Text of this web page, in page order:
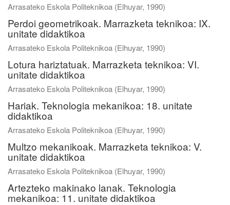
Arrasateko Eskola Politeknikoa (Elhuyar, 1990)
Perdoi geometrikoak. Marrazketa teknikoa: IX.
unitate didaktikoa
Arrasateko Eskola Politeknikoa (Elhuyar, 1990)
Lotura hariztatuak. Marrazketa teknikoa: VI.
unitate didaktikoa
Arrasateko Eskola Politeknikoa (Elhuyar, 1990)
Hariak. Teknologia mekanikoa: 18. unitate
didaktikoa
Arrasateko Eskola Politeknikoa (Elhuyar, 1990)
Multzo mekanikoak. Marrazketa teknikoa: V.
unitate didaktikoa
Arrasateko Eskola Politeknikoa (Elhuyar, 1990)
Artezteko makinako lanak. Teknologia
mekanikoa: 11. unitate didaktikoa